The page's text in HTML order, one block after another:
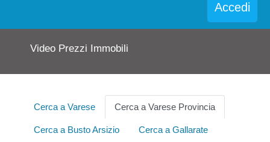
Accedi
Video Prezzi Immobili
Cerca a Varese Cerca a Varese Provincia
Cerca a Busto Arsizio Cerca a Gallarate